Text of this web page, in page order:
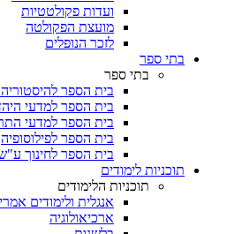
ועדות פקולטטיות
מועצת הפקולטה
לזכר הנופלים
בתי ספר
בתי ספר
בית הספר
בית הספר למדעי
בית הספר למדעי
בית הספר
בית הספר לחינוך ע"ש
תוכניות לימודים
תוכניות הלימודים
אנגלית ולימודים
ארכיאולוגיה